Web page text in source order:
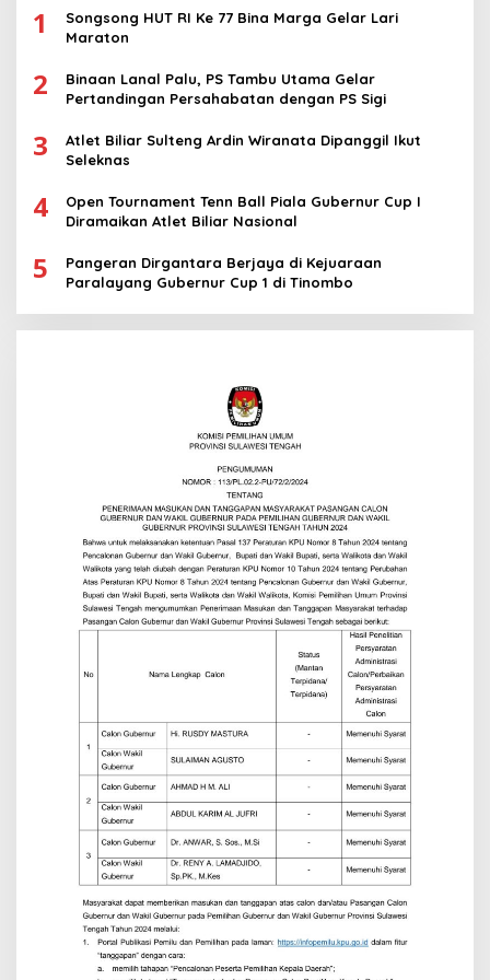
1
Songsong HUT RI Ke 77 Bina Marga Gelar Lari
Maraton
2
Binaan Lanal Palu, PS Tambu Utama Gelar
Pertandingan Persahabatan dengan PS Sigi
3
Atlet Biliar Sulteng Ardin Wiranata Dipanggil Ikut
Seleknas
4
Open Tournament Tenn Ball Piala Gubernur Cup I
Diramaikan Atlet Biliar Nasional
5
Pangeran Dirgantara Berjaya di Kejuaraan
Paralayang Gubernur Cup 1 di Tinombo